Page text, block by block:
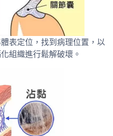
表定位，找到病理位置，以
組織進行鬆解破壞。